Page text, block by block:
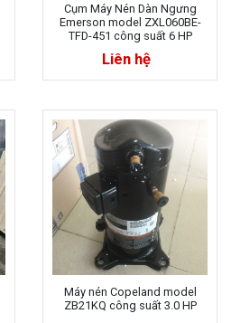
Cụm Máy Nén Dàn Ngưng
Emerson model ZXL060BE-
TFD-451 công suất 6 HP
Liên hệ
Máy nén Copeland model
ZB21KQ công suất 3.0 HP